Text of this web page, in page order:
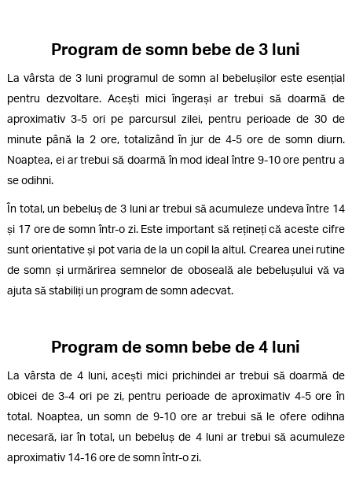
Program de somn bebe de 3 luni
La vârsta de 3 luni programul de somn al bebelușilor este esențial
pentru dezvoltare. Acești mici îngerași ar trebui să doarmă de
aproximativ 3-5 ori pe parcursul zilei, pentru perioade de 30 de
minute până la 2 ore, totalizând în jur de 4-5 ore de somn diurn.
Noaptea, ei ar trebui să doarmă în mod ideal între 9-10 ore pentru a
se odihni.
În total, un bebeluș de 3 luni ar trebui să acumuleze undeva între 14
și 17 ore de somn într-o zi. Este important să rețineți că aceste cifre
sunt orientative și pot varia de la un copil la altul. Crearea unei rutine
de somn și urmărirea semnelor de oboseală ale bebelușului vă va
ajuta să stabiliți un program de somn adecvat.
Program de somn bebe de 4 luni
La vârsta de 4 luni, acești mici prichindei ar trebui să doarmă de
obicei de 3-4 ori pe zi, pentru perioade de aproximativ 4-5 ore în
total. Noaptea, un somn de 9-10 ore ar trebui să le ofere odihna
necesară, iar în total, un bebeluș de 4 luni ar trebui să acumuleze
aproximativ 14-16 ore de somn într-o zi.